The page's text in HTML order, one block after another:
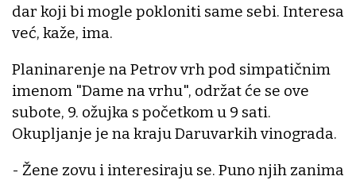
dar koji bi mogle pokloniti same sebi. Interesa
već, kaže, ima.
Planinarenje na Petrov vrh pod simpatičnim
imenom "Dame na vrhu", održat će se ove
subote, 9. ožujka s početkom u 9 sati.
Okupljanje je na kraju Daruvarkih vinograda.
- Žene zovu i interesiraju se. Puno njih zanima